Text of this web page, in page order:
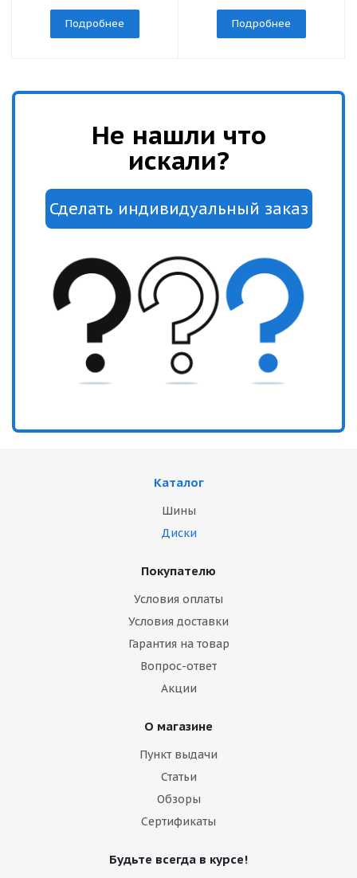
Подробнее Подробнее
Не нашли что
искали?
Каталог
Шины
Диски
Покупателю
Условия оплаты
Условия доставки
Гарантия на товар
Вопрос-ответ
Акции
О магазине
Пункт выдачи
Статьи
Обзоры
Сертификаты
Будьте всегда в курсе!